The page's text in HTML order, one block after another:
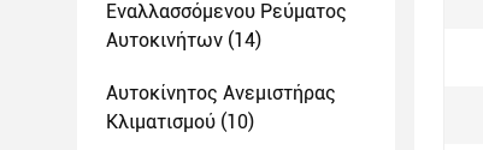
Εναλλασσόμενου Ρεύματος
Αυτοκινήτων (14)
Αυτοκίνητος Ανεμιστήρας
Κλιματισμού (10)